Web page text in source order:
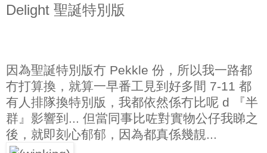
Delight 聖誕特別版
因為聖誕特別版冇 Pekkle 份，所以我一路都
冇打算換，就算一早番工見到好多間 7-11 都
有人排隊換特別版，我都依然係冇比呢 d 『半
群』影響到... 但當同事比咗對實物公仔我睇之
後，就即刻心郁郁，因為都真係幾靚...